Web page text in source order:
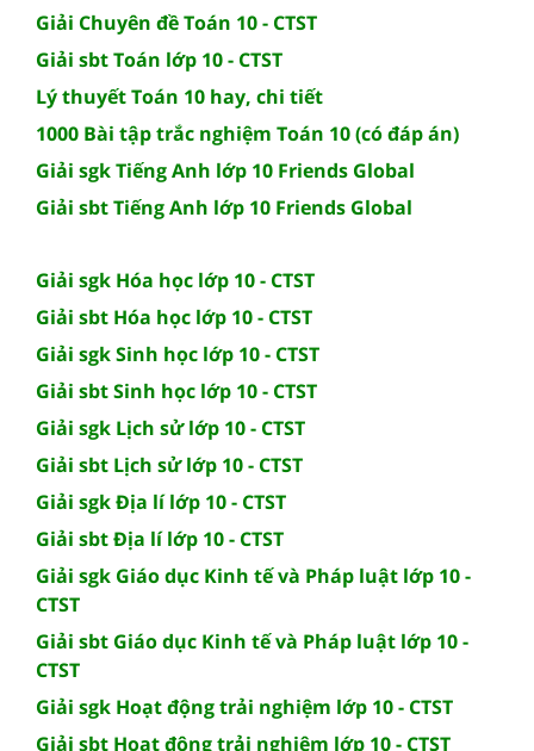
Giải Chuyên đề Toán 10 - CTST
Giải sbt Toán lớp 10 - CTST
Lý thuyết Toán 10 hay, chi tiết
1000 Bài tập trắc nghiệm Toán 10 (có đáp án)
Giải sgk Tiếng Anh lớp 10 Friends Global
Giải sbt Tiếng Anh lớp 10 Friends Global
Giải sgk Hóa học lớp 10 - CTST
Giải sbt Hóa học lớp 10 - CTST
Giải sgk Sinh học lớp 10 - CTST
Giải sbt Sinh học lớp 10 - CTST
Giải sgk Lịch sử lớp 10 - CTST
Giải sbt Lịch sử lớp 10 - CTST
Giải sgk Địa lí lớp 10 - CTST
Giải sbt Địa lí lớp 10 - CTST
Giải sgk Giáo dục Kinh tế và Pháp luật lớp 10 -
CTST
Giải sbt Giáo dục Kinh tế và Pháp luật lớp 10 -
CTST
Giải sgk Hoạt động trải nghiệm lớp 10 - CTST
Giải sbt Hoạt động trải nghiệm lớp 10 - CTST